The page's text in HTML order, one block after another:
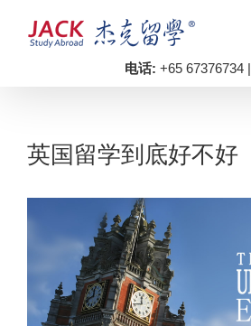
电话: +65 67376734 |
英国留学到底好不好